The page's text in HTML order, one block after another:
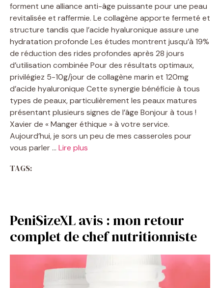
forment une alliance anti-âge puissante pour une peau
revitalisée et raffermie. Le collagène apporte fermeté et
structure tandis que l’acide hyaluronique assure une
hydratation profonde Les études montrent jusqu’à 19%
de réduction des rides profondes après 28 jours
d’utilisation combinée Pour des résultats optimaux,
privilégiez 5-10g/jour de collagène marin et 120mg
d’acide hyaluronique Cette synergie bénéficie à tous
types de peaux, particulièrement les peaux matures
présentant plusieurs signes de l’âge Bonjour à tous !
Xavier de « Manger éthique » à votre service.
Aujourd’hui, je sors un peu de mes casseroles pour
vous parler … Lire plus
TAGS:
PeniSizeXL avis : mon retour
complet de chef nutritionniste